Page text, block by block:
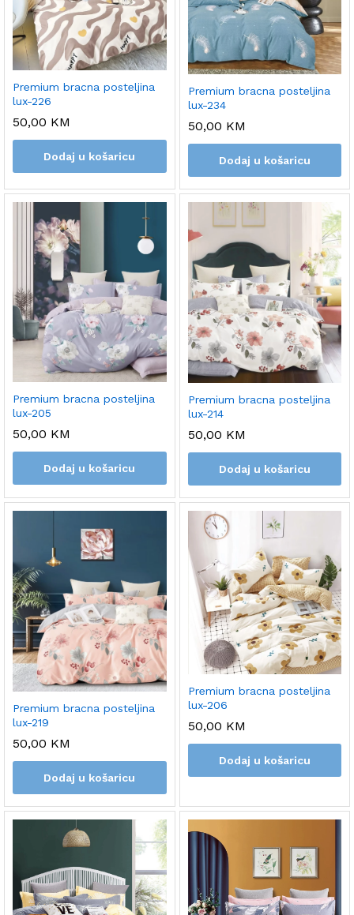
Premium bracna posteljina
lux-226
50,00 KM
Dodaj u košaricu
Premium bracna posteljina
lux-234
50,00 KM
Dodaj u košaricu
Premium bracna posteljina
lux-205
50,00 KM
Dodaj u košaricu
Premium bracna posteljina
lux-214
50,00 KM
Dodaj u košaricu
Premium bracna posteljina
lux-219
50,00 KM
Dodaj u košaricu
Premium bracna posteljina
lux-206
50,00 KM
Dodaj u košaricu